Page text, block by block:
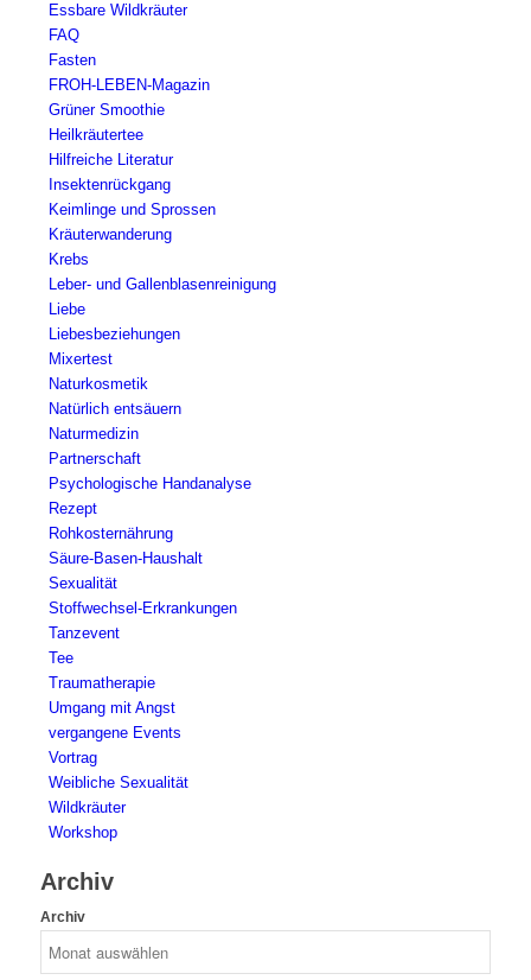
Essbare Wildkräuter
FAQ
Fasten
FROH-LEBEN-Magazin
Grüner Smoothie
Heilkräutertee
Hilfreiche Literatur
Insektenrückgang
Keimlinge und Sprossen
Kräuterwanderung
Krebs
Leber- und Gallenblasenreinigung
Liebe
Liebesbeziehungen
Mixertest
Naturkosmetik
Natürlich entsäuern
Naturmedizin
Partnerschaft
Psychologische Handanalyse
Rezept
Rohkosternährung
Säure-Basen-Haushalt
Sexualität
Stoffwechsel-Erkrankungen
Tanzevent
Tee
Traumatherapie
Umgang mit Angst
vergangene Events
Vortrag
Weibliche Sexualität
Wildkräuter
Workshop
Archiv
Archiv